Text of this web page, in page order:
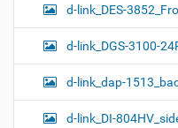
d-link_DES-
d-link_DGS-3100-
d-link_dap-
d-link_DI-